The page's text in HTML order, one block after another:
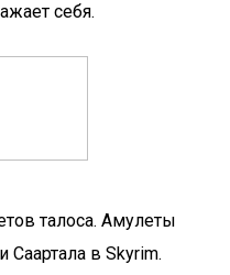
себя.
талоса. Амулеты
Саартала в Skyrim.